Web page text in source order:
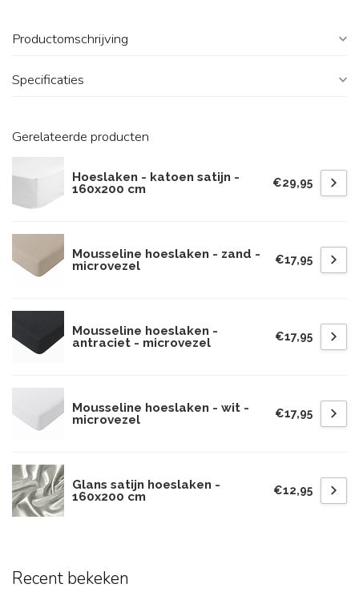
Productomschrijving
Specificaties
Gerelateerde producten
Hoeslaken - katoen satijn -
160x200 cm
€29,95
Mousseline hoeslaken - zand -
microvezel
€17,95
Mousseline hoeslaken -
antraciet - microvezel
€17,95
Mousseline hoeslaken - wit -
microvezel
€17,95
Glans satijn hoeslaken -
160x200 cm
€12,95
Recent bekeken